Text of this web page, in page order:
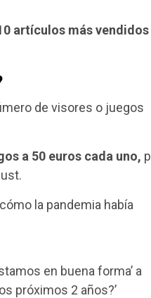
artículos más vendidos
de visores o juegos
a 50 euros cada uno,
la pandemia había
en buena forma’ a
próximos 2 años?’